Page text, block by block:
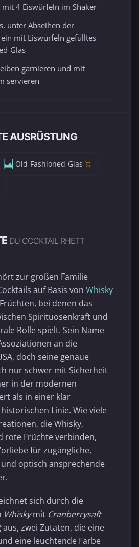
4 Eiswürfeln im Shaker
unter Abseihen der
mit Eiswürfeln gefülltes
Glas
garnieren und mit
servieren
AUSRÜSTUNG
Old-Fashioned-Glas
DU COCKTAIL RHETT
zur großen Familie
auf Basis von Whisky
bei denen das
Spirituosenkraft und
Rolle spielt. Sein Name
an die
doch seine genaue
nur schwer mit Sicherheit
in der modernen
als in einer klar
Linie. Wie viele
die Whisky,
rote Früchte verbinden,
für zugängliche,
optisch ansprechende
sich durch die
Whiskymit Cranberrysaft
aus, zwei Zutaten, die eine
eine leuchtende Farbe